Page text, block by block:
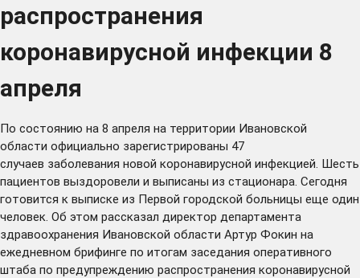
распространения
коронавирусной инфекции 8
апреля
По состоянию на 8 апреля на территории Ивановской
области официально зарегистрированы 47
случаев заболевания новой коронавирусной инфекцией. Шесть
пациентов выздоровели и выписаны из стационара. Сегодня
готовится к выписке из Первой городской больницы еще один
человек. Об этом рассказал директор департамента
здравоохранения Ивановской области Артур Фокин на
ежедневном брифинге по итогам заседания оперативного
штаба по предупреждению распространения коронавирусной